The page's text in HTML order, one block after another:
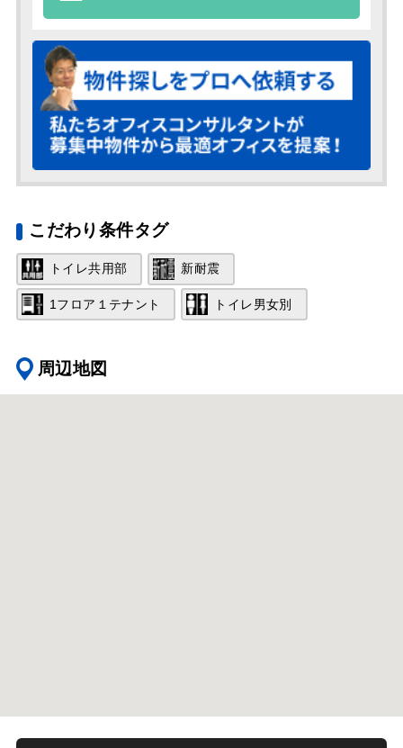
こだわり条件タグ
トイレ共用部 新耐震
1フロア１テナント トイレ男女別
周辺地図